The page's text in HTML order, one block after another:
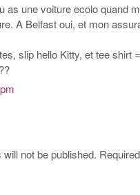
as une voiture ecolo quand
A Belfast oui, et mon
slip hello Kitty, et tee shirt
not be published.